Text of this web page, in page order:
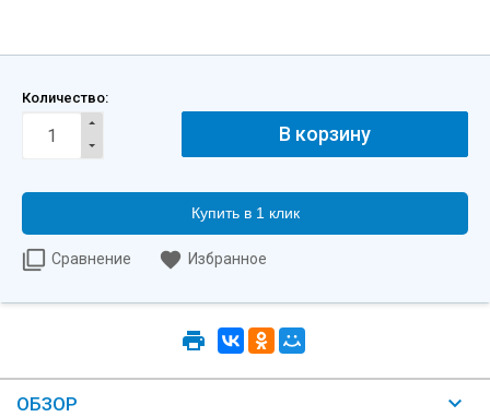
Количество:
Купить в 1 клик
Сравнение Избранное
ОБЗОР